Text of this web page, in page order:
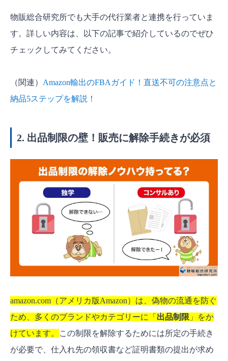
物販総合研究所でも大手の代行業者と連携を行っていま
す。詳しい内容は、以下の記事で紹介しているのでぜひ
チェックしてみてください。
（関連） Amazon輸出のFBAガイド！直送不可の注意点と
納品5ステップを解説！
2. 出品制限の壁！販売に解除手続きが必須
amazon.com（アメリカ版Amazon）は、偽物の流通を防ぐ
ため、多くのブランドやカテゴリーに「 出品制限 」をか
けています。
この制限を解除するためには所定の手続き
が必要で、仕入れ先の領収書など証明書類の提出が求め